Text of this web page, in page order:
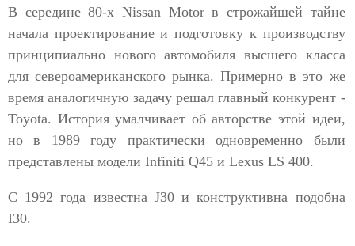
В середине 80-х Nissan Motor в строжайшей тайне
начала проектирование и подготовку к производству
принципиально нового автомобиля высшего класса
для североамериканского рынка. Примерно в это же
время аналогичную задачу решал главный конкурент -
Toyota. История умалчивает об авторстве этой идеи,
но в 1989 году практически одновременно были
представлены модели Infiniti Q45 и Lexus LS 400.
С 1992 года известна J30 и конструктивна подобна
I30.